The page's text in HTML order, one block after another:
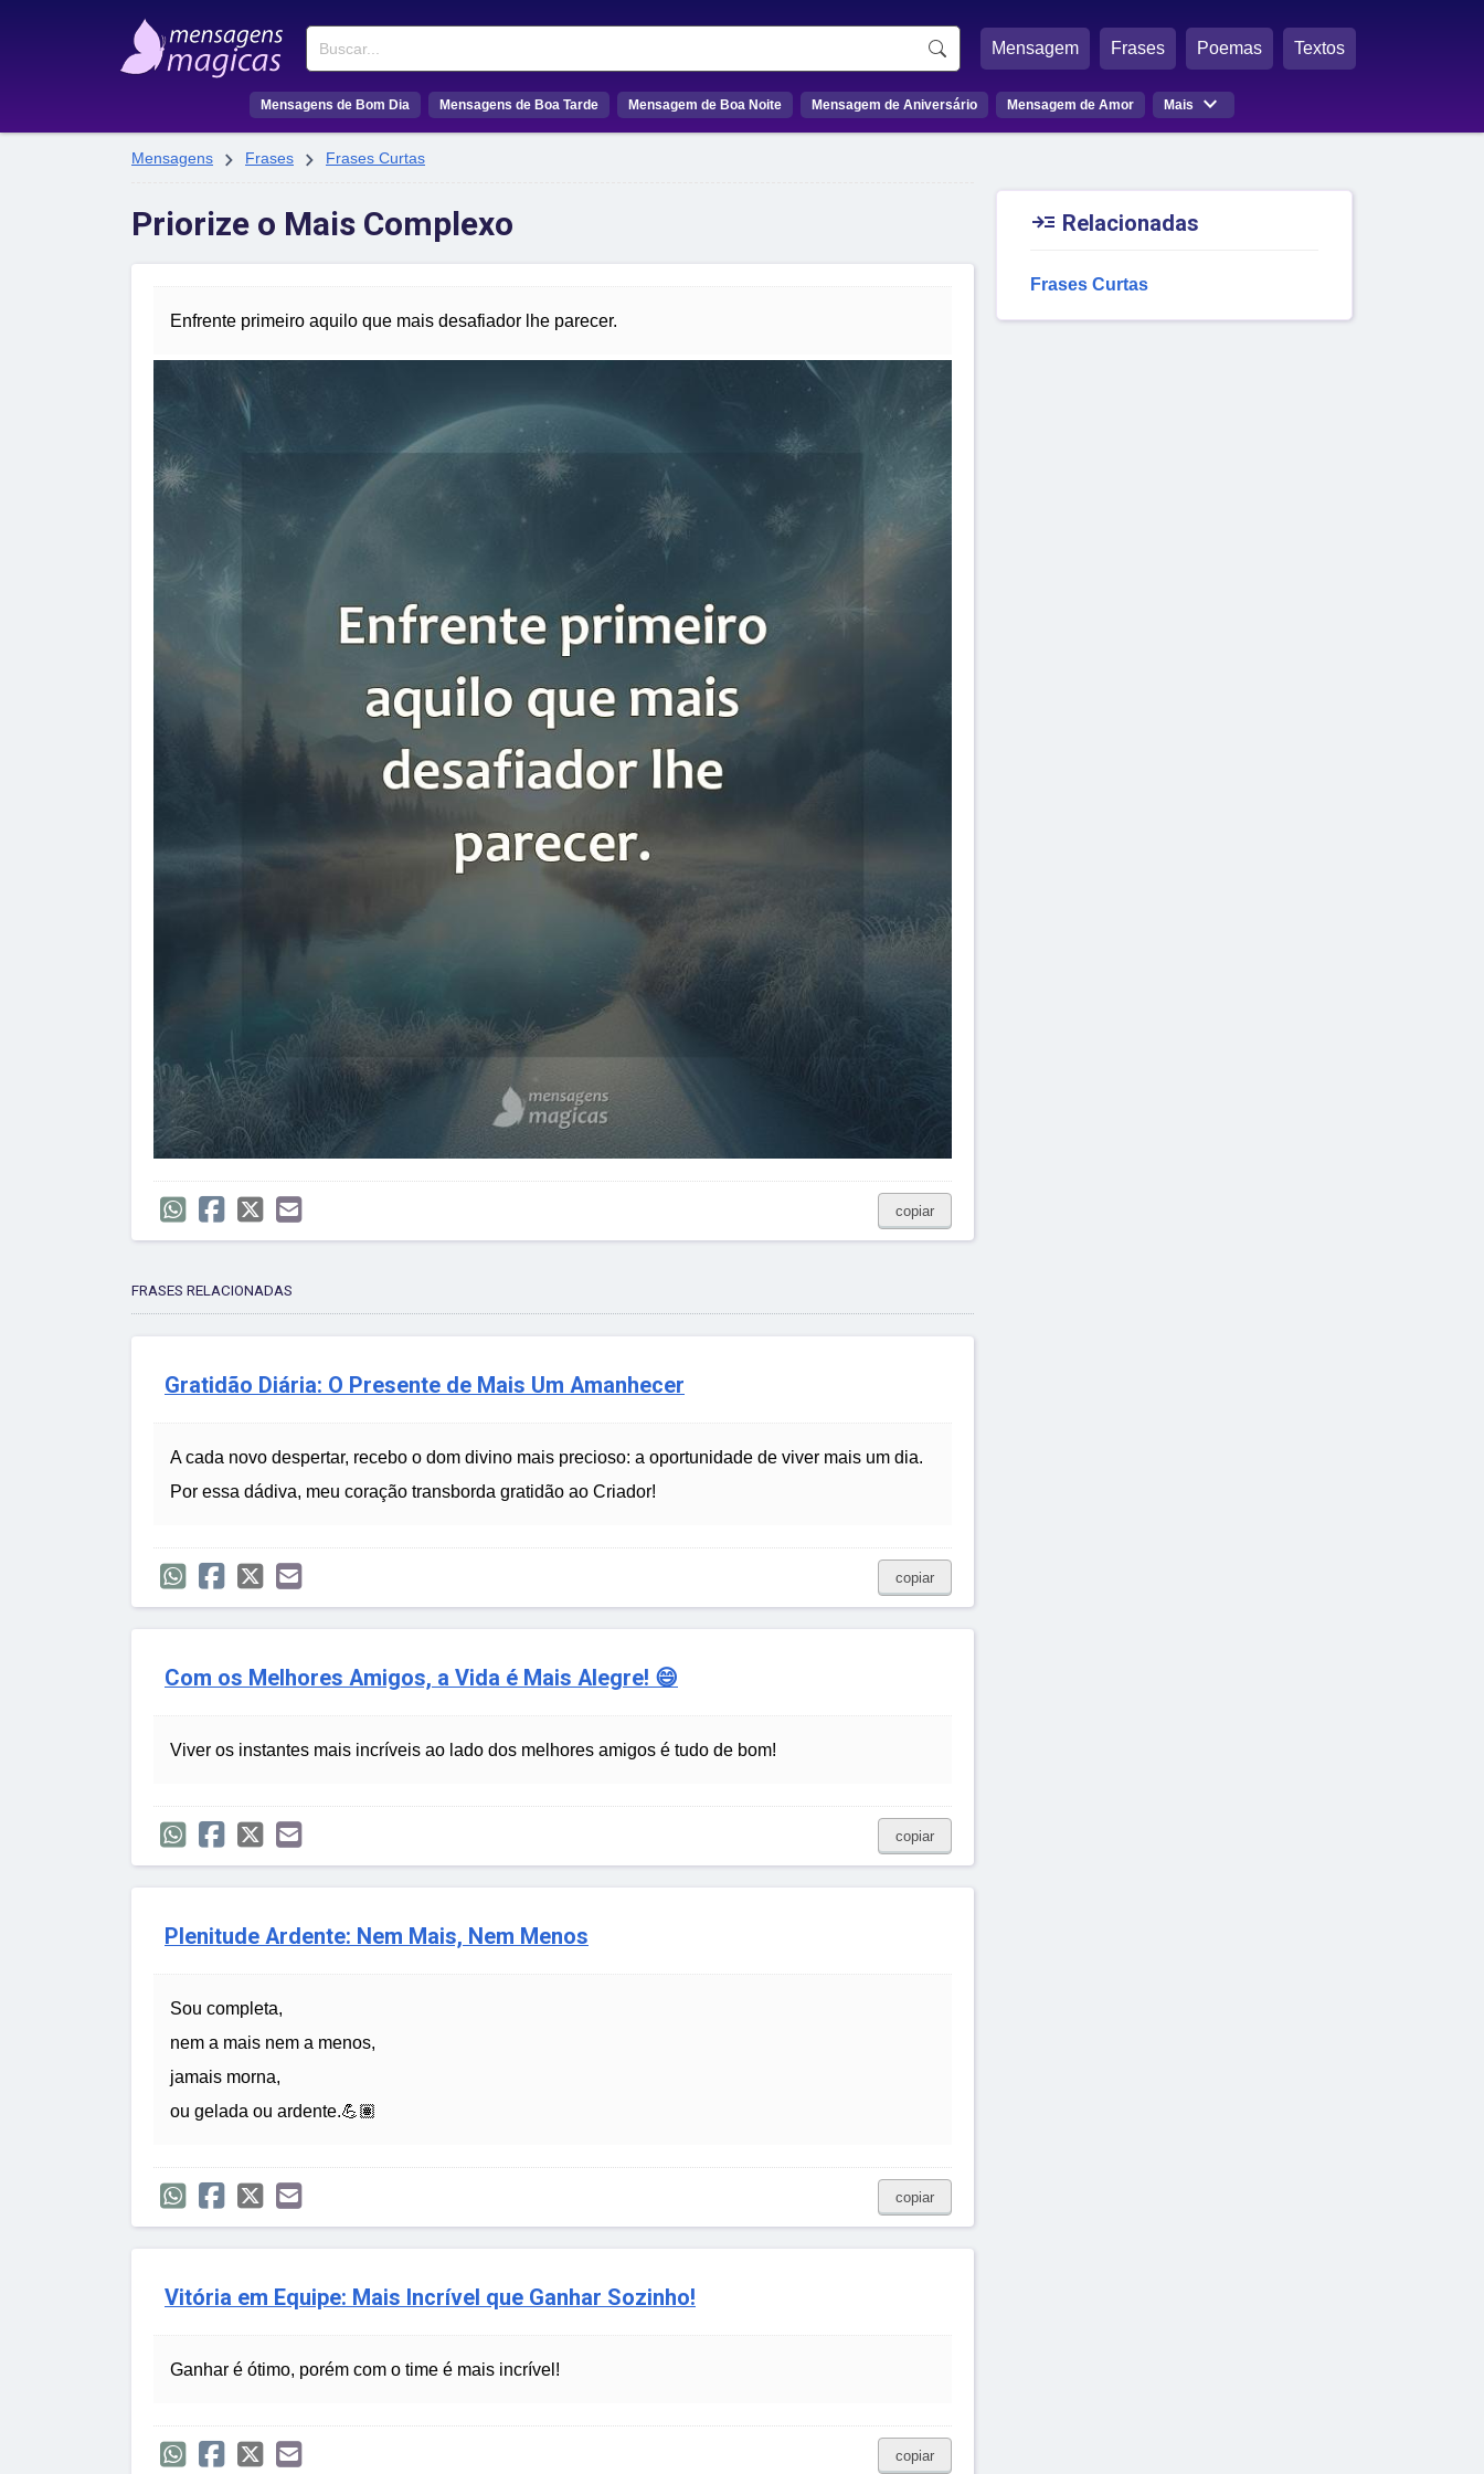
Buscar Mensagem Frases Poemas Textos
Mensagens de Bom Dia Mensagens de Boa Tarde Mensagem de Boa Noite Mensagem de Aniversário Mensagem de Amor Mais 
Mensagens  Frases  Frases Curtas
Priorize o Mais Complexo
Enfrente primeiro aquilo que mais desafiador lhe parecer.
copiar
FRASES RELACIONADAS
Gratidão Diária: O Presente de Mais Um Amanhecer
A cada novo despertar, recebo o dom divino mais precioso: a oportunidade de viver mais um dia.
Por essa dádiva, meu coração transborda gratidão ao Criador!
copiar
Com os Melhores Amigos, a Vida é Mais Alegre! 😄
Viver os instantes mais incríveis ao lado dos melhores amigos é tudo de bom!
copiar
Plenitude Ardente: Nem Mais, Nem Menos
Sou completa,
nem a mais nem a menos,
jamais morna,
ou gelada ou ardente.💪🏽
copiar
Vitória em Equipe: Mais Incrível que Ganhar Sozinho!
Ganhar é ótimo, porém com o time é mais incrível!
copiar
 Relacionadas
Frases Curtas